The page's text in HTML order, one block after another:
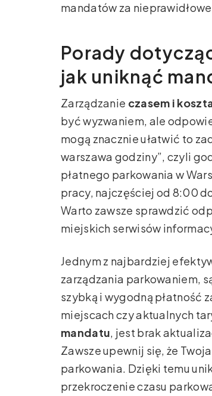
mandatów za
Porady
jak uniknąć
Zarządzanie czasem i
być wyzwaniem, ale
mogą znacznie ułatwić to
warszawa godziny”, czyli
płatnego parkowania w
pracy, najczęściej od 8:00
Warto zawsze sprawdzić
miejskich serwisów
Jednym z najbardziej
zarządzania parkowaniem,
szybką i wygodną płatność
miejscach czy aktualnych
mandatu, jest brak
Zawsze upewnij się, że
parkowania. Dzięki temu
przekroczenie czasu